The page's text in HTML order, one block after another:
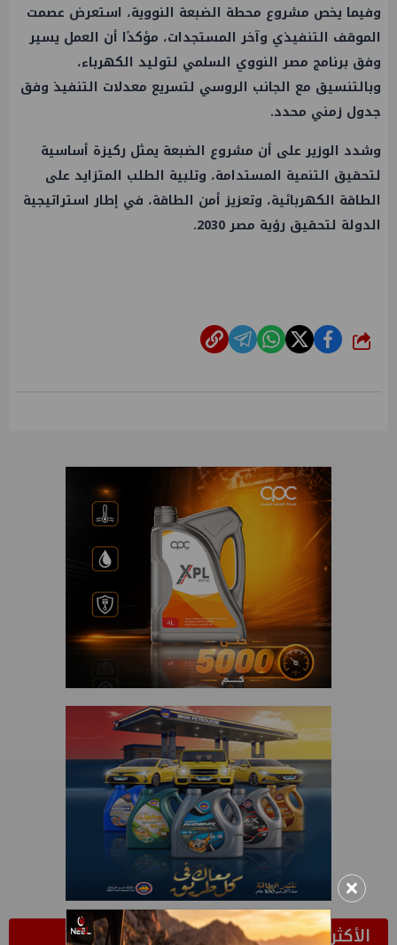
وفيما يخص مشروع محطة الضبعة النووية، استعرض عصمت
الموقف التنفيذي وآخر المستجدات، مؤكدًا أن العمل يسير
وفق برنامج مصر النووي السلمي لتوليد الكهرباء،
وبالتنسيق مع الجانب الروسي لتسريع معدلات التنفيذ وفق
جدول زمني محدد.
وشدد الوزير على أن مشروع الضبعة يمثل ركيزة أساسية
لتحقيق التنمية المستدامة، وتلبية الطلب المتزايد على
الطاقة الكهربائية، وتعزيز أمن الطاقة، في إطار استراتيجية
الدولة لتحقيق رؤية مصر 2030.
شارك
الأكثر قراءة
×